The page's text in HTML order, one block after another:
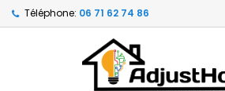
Téléphone: 06 71 62 74 86